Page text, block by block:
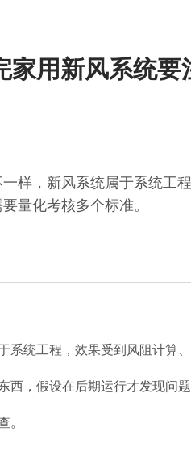
家用新风系统要
样，新风系统属于系统工
量化考核多个标准。
统工程，效果受到风阻计算
，假设在后期运行才发现问
。